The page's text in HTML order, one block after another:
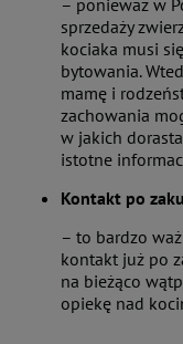
sprzedaży
kociaka musi
bytowania.
mamę i
zachowania
w jakich
istotne
Kontakt po
– to bardzo
kontakt już po
na bieżąco
opiekę nad